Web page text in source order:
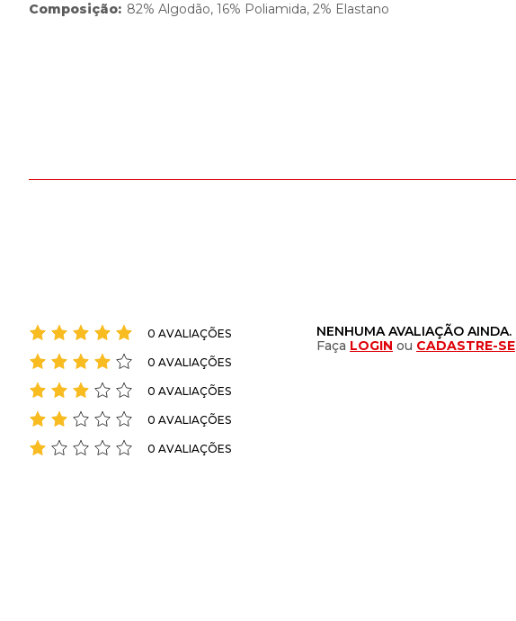
Composição: 82% Algodão, 16% Poliamida, 2% Elastano
0 AVALIAÇÕES
0 AVALIAÇÕES
0 AVALIAÇÕES
0 AVALIAÇÕES
0 AVALIAÇÕES
NENHUMA AVALIAÇÃO AINDA.
Faça LOGIN ou CADASTRE-SE